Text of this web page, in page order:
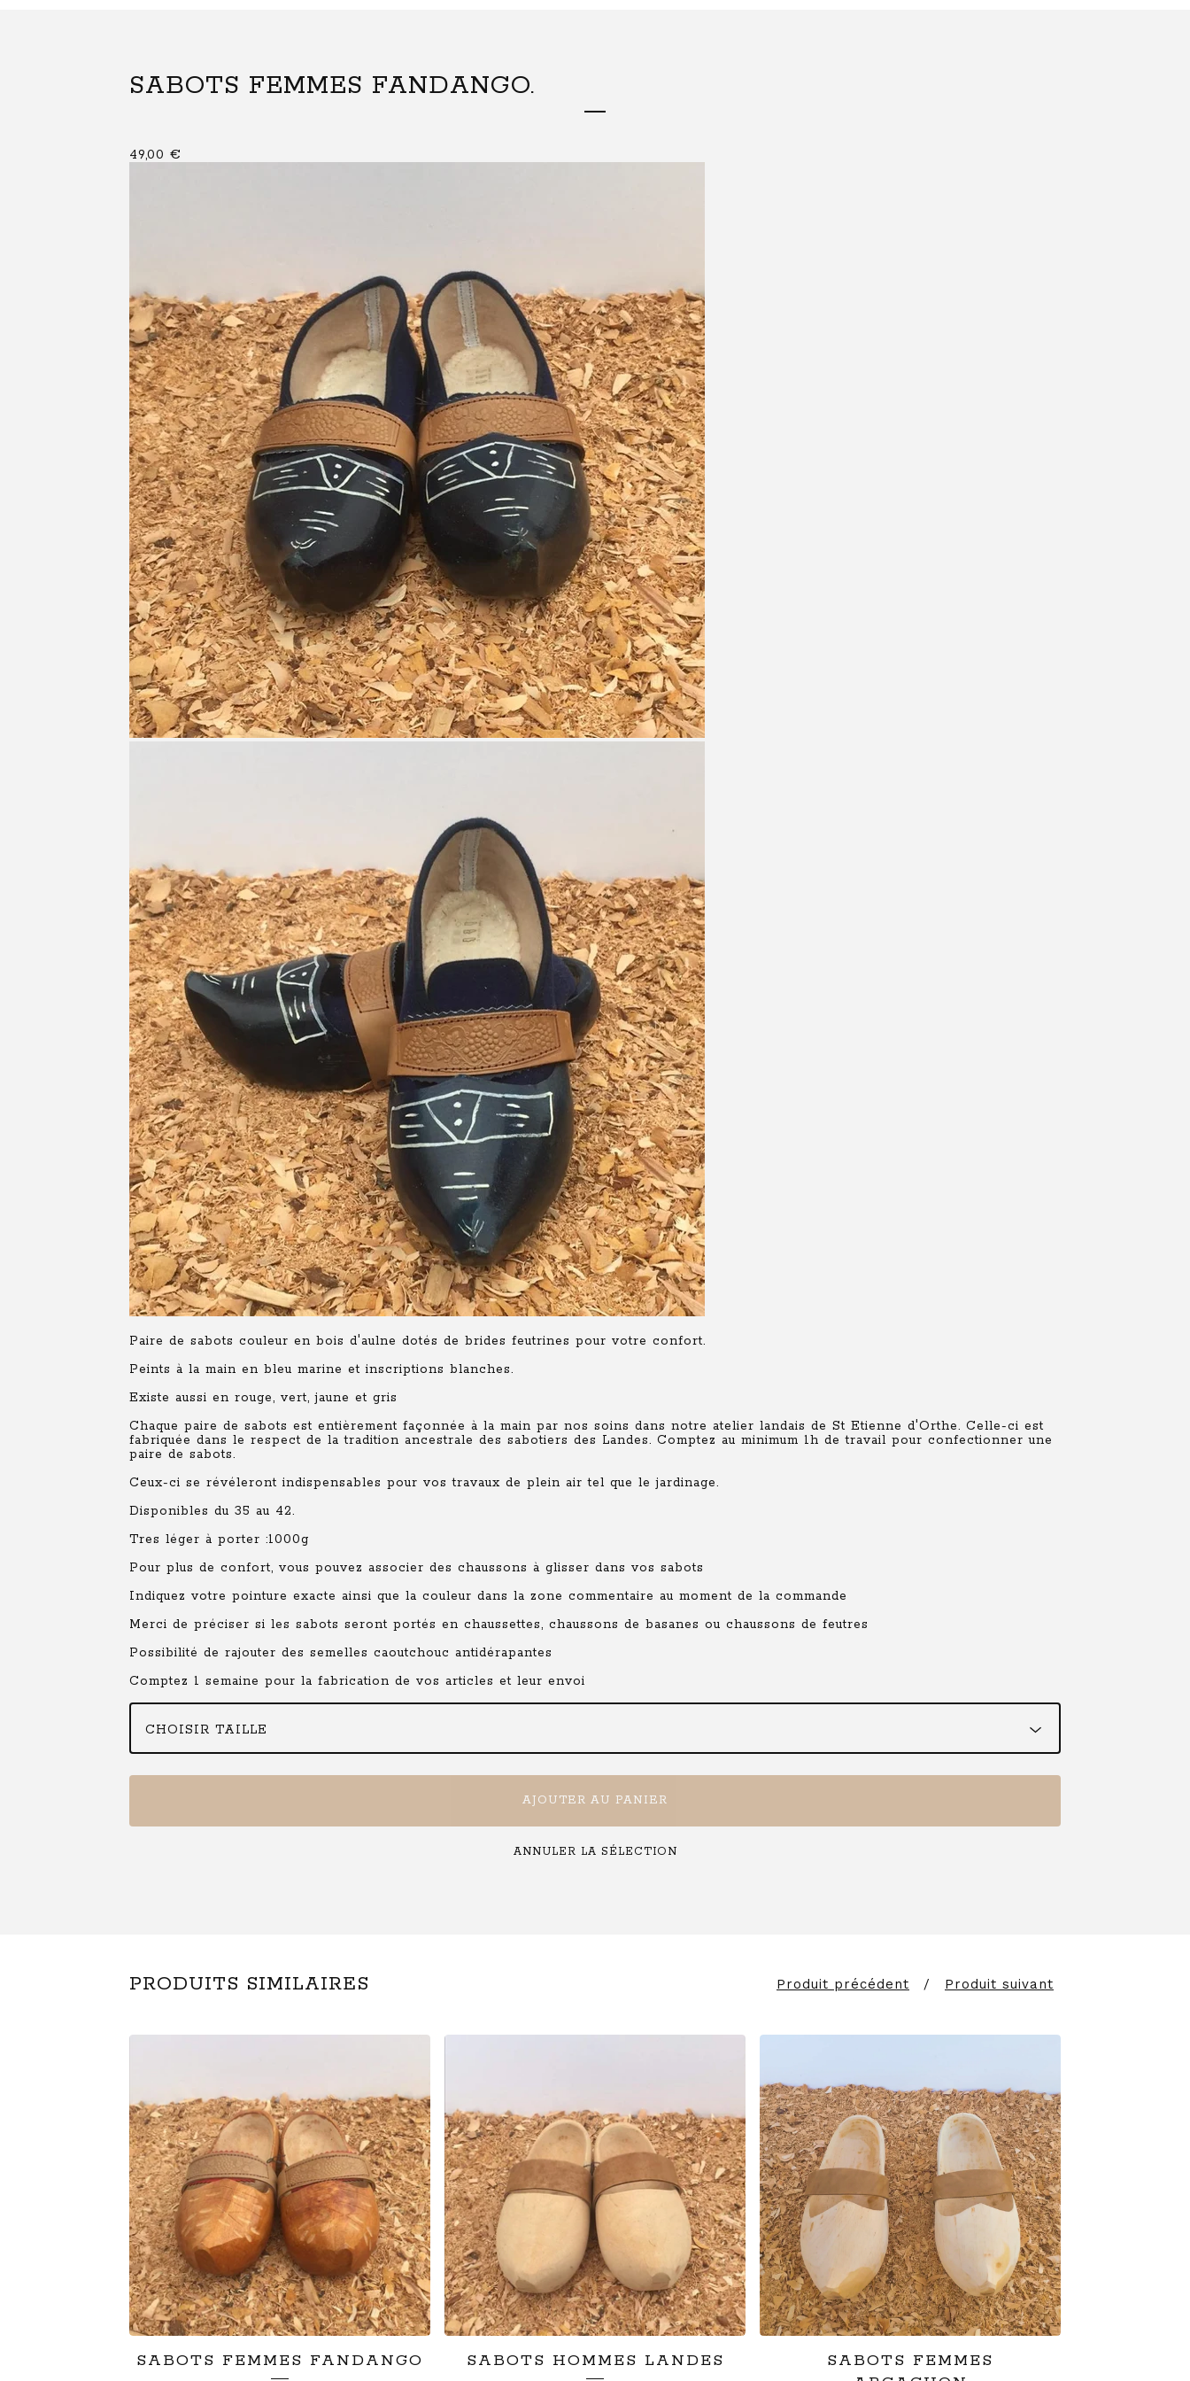
SABOTS FEMMES FANDANGO.
49,00 €
Paire de sabots couleur en bois d'aulne dotés de brides feutrines pour votre confort.
Peints à la main en bleu marine et inscriptions blanches.
Existe aussi en rouge, vert, jaune et gris
Chaque paire de sabots est entièrement façonnée à la main par nos soins dans notre atelier landais de St Etienne d'Orthe. Celle-ci est
fabriquée dans le respect de la tradition ancestrale des sabotiers des Landes. Comptez au minimum 1h de travail pour confectionner une
paire de sabots.
Ceux-ci se révéleront indispensables pour vos travaux de plein air tel que le jardinage.
Disponibles du 35 au 42.
Tres léger à porter :1000g
Pour plus de confort, vous pouvez associer des chaussons à glisser dans vos sabots
Indiquez votre pointure exacte ainsi que la couleur dans la zone commentaire au moment de la commande
Merci de préciser si les sabots seront portés en chaussettes, chaussons de basanes ou chaussons de feutres
Possibilité de rajouter des semelles caoutchouc antidérapantes
Comptez 1 semaine pour la fabrication de vos articles et leur envoi
AJOUTER AU PANIER
ANNULER LA SÉLECTION
PRODUITS SIMILAIRES Produit précédent Produit suivant
SABOTS FEMMES FANDANGO SABOTS HOMMES LANDES
SABOTS FEMMES